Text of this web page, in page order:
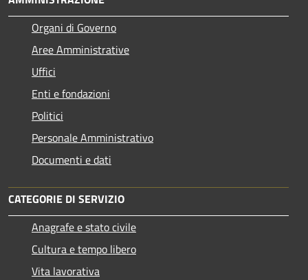
Organi di Governo
Aree Amministrative
Uffici
Enti e fondazioni
Politici
Personale Amministrativo
Documenti e dati
CATEGORIE DI SERVIZIO
Anagrafe e stato civile
Cultura e tempo libero
Vita lavorativa